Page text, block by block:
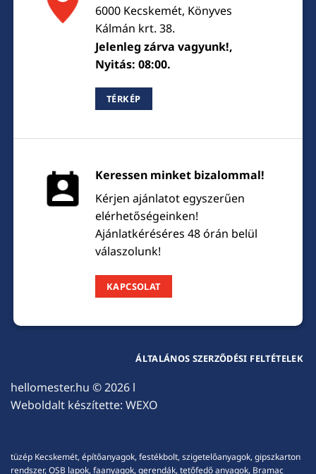
6000 Kecskemét, Könyves
Kálmán krt. 38.
Jelenleg zárva vagyunk!,
Nyitás: 08:00.
TÉRKÉP
Keressen minket bizalommal!
Kérjen ajánlatot egyszerűen
elérhetőségeinken!
Ajánlatkéréséres 48 órán belül
válaszolunk!
KAPCSOLAT
hellomester.hu © 2026 l
Weboldalt készítette: WEXO
ÁLTALÁNOS SZERZŐDÉSI FELTÉTELEK
tüzép Kecskemét, építőanyagok, festékbolt, szigetelőanyagok, gipszkarton
rendszer, OSB lapok, faanyagok, gerendák, tetőfedő anyagok, Bramac